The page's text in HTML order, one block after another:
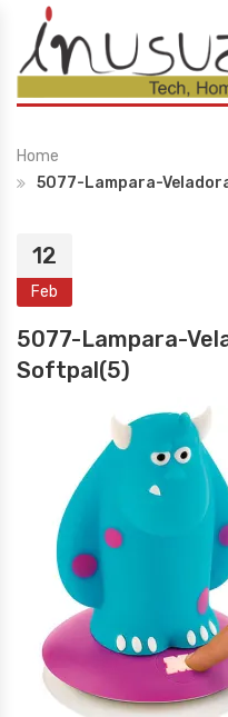
Home
5077-Lampara-
12
Feb
5077-Lampara-
Softpal(5)